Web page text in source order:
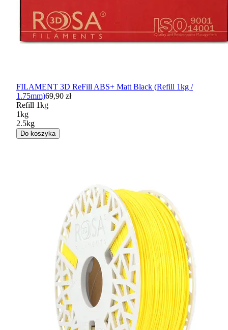
FILAMENT 3D ReFill ABS+ Matt Black (Refill 1kg /
1.75mm)69,90 zł
Refill 1kg
1kg
2.5kg
Do koszyka